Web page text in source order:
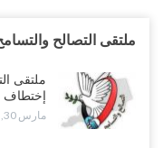
ملتقى التصالح
ملتقى
إختطاف
مارس 30, 2022